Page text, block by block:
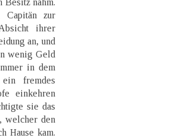
zur
ihrer
an, und
wenig Geld
in dem
fremdes
einkehren
sie das
welcher den
Hause kam.